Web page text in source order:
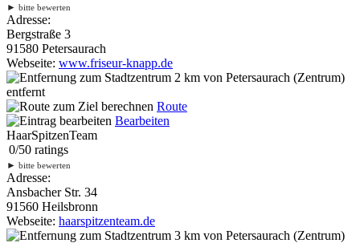
► bitte bewerten
Adresse:
Bergstraße 3
91580 Petersaurach
Webseite: www.friseur-knapp.de
2 km von Petersaurach (Zentrum)
entfernt
Route
Bearbeiten
HaarSpitzenTeam
0/50 ratings
► bitte bewerten
Adresse:
Ansbacher Str. 34
91560 Heilsbronn
Webseite: haarspitzenteam.de
3 km von Petersaurach (Zentrum)